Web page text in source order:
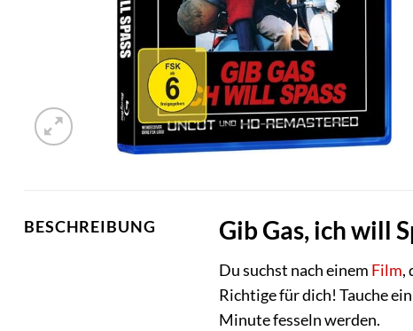
BESCHREIBUNG Gib Gas, ich will
Du suchst nach einem Film,
Richtige für dich! Tauche
Minute fesseln werden.